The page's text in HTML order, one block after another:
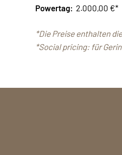
Powertag: 2.000,00 €*
*Die Preise enthalten
*Social pricing: für